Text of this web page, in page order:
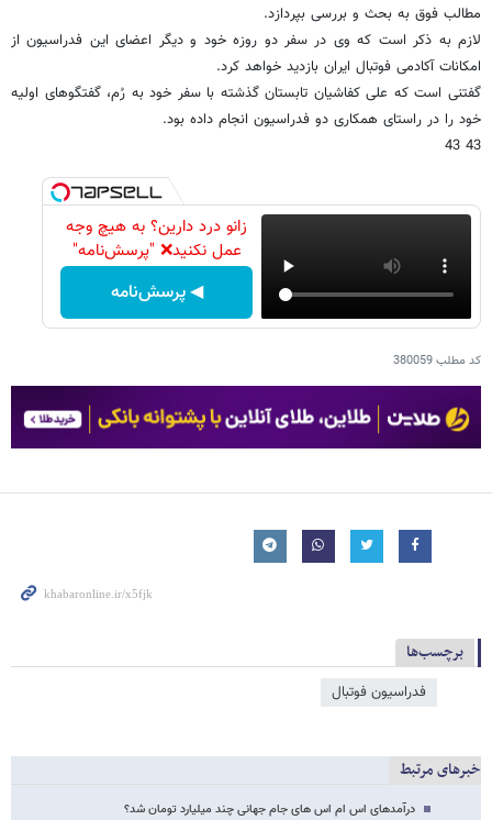
مطالب فوق به بحث و بررسی بپردازد.
لازم به ذکر است که وی در سفر دو روزه خود و دیگر اعضای این فدراسیون از
امکانات آکادمی فوتبال ایران بازدید خواهد کرد.
گفتنی است که علی کفاشیان تابستان گذشته با سفر خود به رُم، گفتگوهای اولیه
خود را در راستای همکاری دو فدراسیون انجام داده بود.
43 43
زانو درد دارین؟ به هیچ وجه
عمل نکنید❌ "پرسش‌نامه"
◀ پرسش‌نامه
کد مطلب380059
برچسب‌ها
فدراسیون فوتبال
خبرهای مرتبط
درآمدهای اس ام اس های جام جهانی چند میلیارد تومان شد؟